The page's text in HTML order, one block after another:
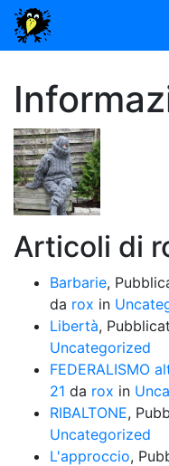
Articoli di
Barbarie,
da rox in
Libertà,
Uncategorized
FEDERALISMO
21 da rox in
RIBALTONE,
Uncategorized
L'approccio,